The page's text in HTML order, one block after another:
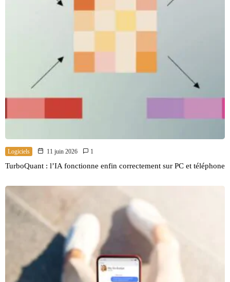
Logiciels 11 juin 2026 1
TurboQuant : l’IA fonctionne enfin correctement sur PC et téléphone